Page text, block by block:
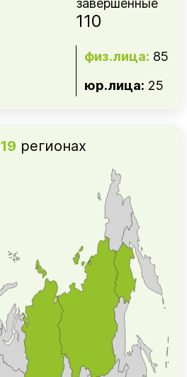
завершенные
110
физ.лица: 85
юр.лица: 25
19 регионах